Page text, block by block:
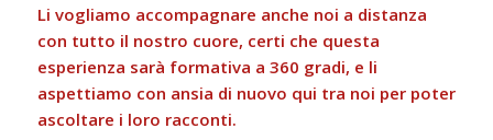
Li vogliamo accompagnare anche noi a distanza
con tutto il nostro cuore, certi che questa
esperienza sarà formativa a 360 gradi, e li
aspettiamo con ansia di nuovo qui tra noi per poter
ascoltare i loro racconti.